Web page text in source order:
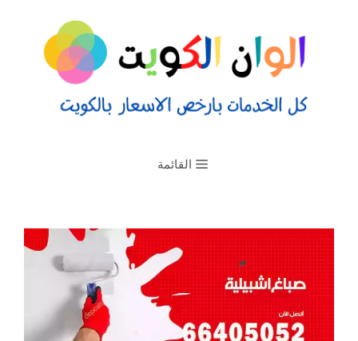
القائمة